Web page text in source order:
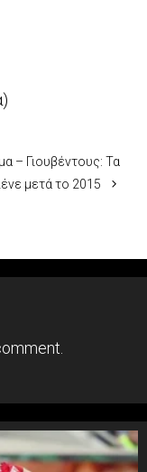
– Γιουβέντους: Τα
μετά το 2015